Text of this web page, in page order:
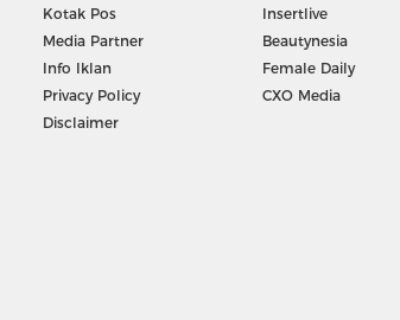
Kotak Pos
Media Partner
Info Iklan
Privacy Policy
Disclaimer
Insertlive
Beautynesia
Female Daily
CXO Media